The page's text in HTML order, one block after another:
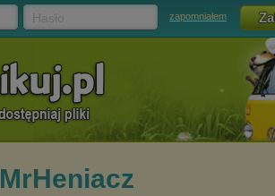
zapomniałem
MrHeniacz